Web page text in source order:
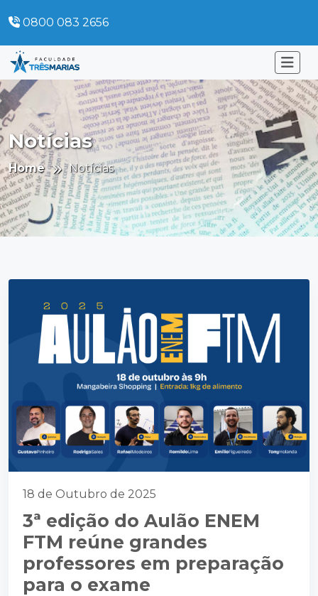
0800 083 2656
Notícias
Home Notícias
18 de Outubro de 2025
3ª edição do Aulão ENEM
FTM reúne grandes
professores em preparação
para o exame